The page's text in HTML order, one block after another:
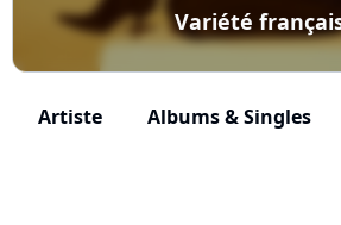
Variété
Artiste Albums & Singles